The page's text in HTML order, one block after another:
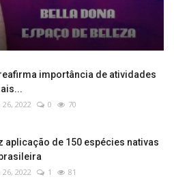
importância de atividades
26, 2022 0 70
aplicação de 150 espécies nativas
26, 2022 1 81